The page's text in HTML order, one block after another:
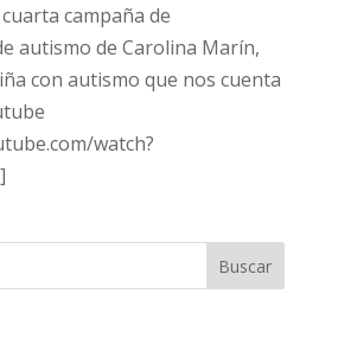
campaña de
autismo de Carolina Marín,
con autismo que nos cuenta
watch?